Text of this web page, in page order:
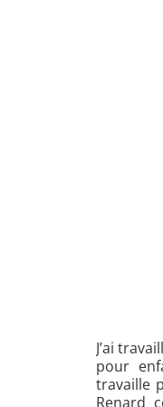
J’ai
pour
travaille
Renard